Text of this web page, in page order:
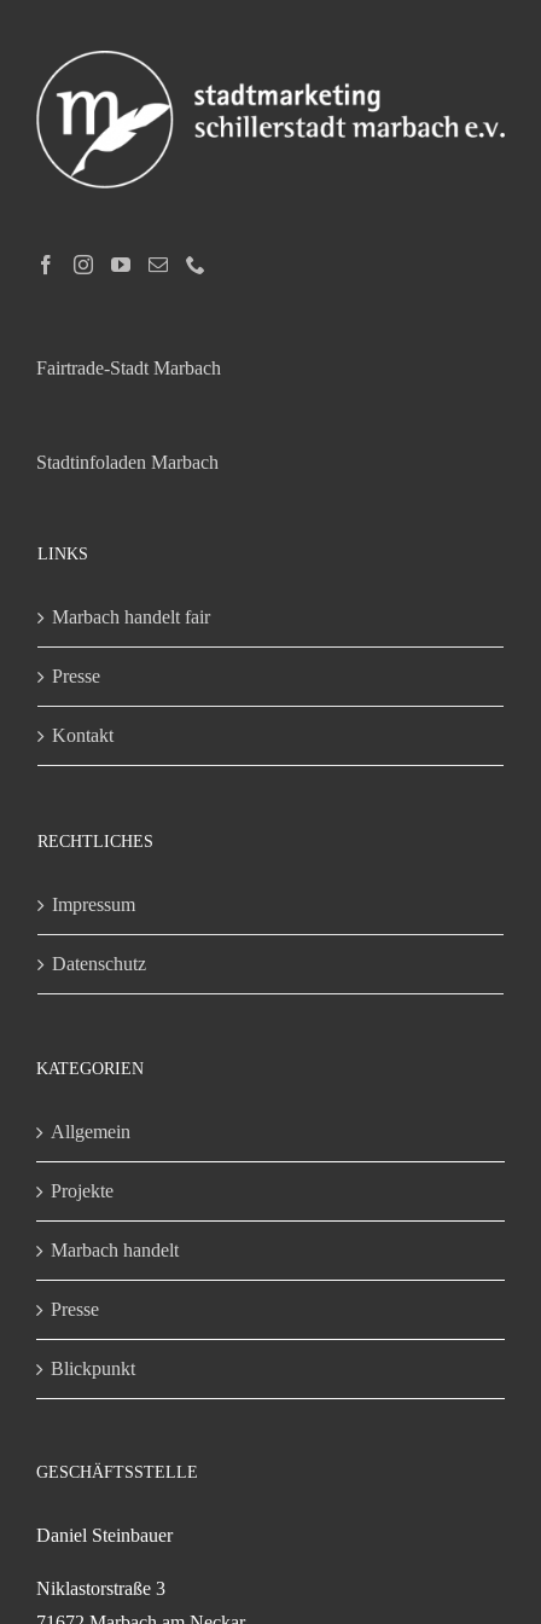
Fairtrade-Stadt Marbach
Stadtinfoladen Marbach
LINKS
Marbach handelt fair
Presse
Kontakt
RECHTLICHES
Impressum
Datenschutz
KATEGORIEN
Allgemein
Projekte
Marbach handelt
Presse
Blickpunkt
GESCHÄFTSSTELLE
Daniel Steinbauer
Niklastorstraße 3